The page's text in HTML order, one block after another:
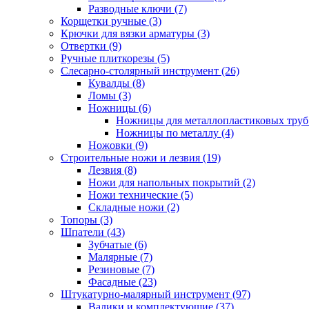
Разводные ключи (7)
Корщетки ручные (3)
Крючки для вязки арматуры (3)
Отвертки (9)
Ручные плиткорезы (5)
Слесарно-столярный инструмент (26)
Кувалды (8)
Ломы (3)
Ножницы (6)
Ножницы для металлопластиковых
Ножницы по металлу (4)
Ножовки (9)
Строительные ножи и лезвия (19)
Лезвия (8)
Ножи для напольных покрытий (2)
Ножи технические (5)
Складные ножи (2)
Топоры (3)
Шпатели (43)
Зубчатые (6)
Малярные (7)
Резиновые (7)
Фасадные (23)
Штукатурно-малярный инструмент (97)
Валики и комплектующие (37)